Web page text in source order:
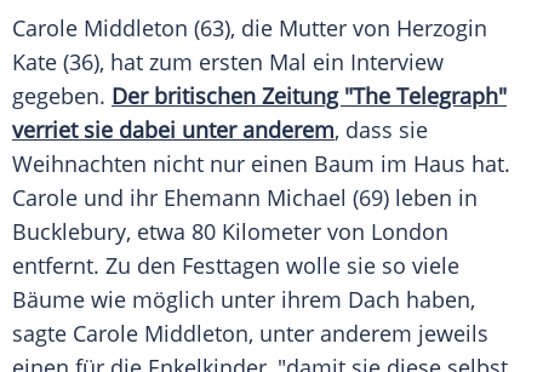
Carole Middleton (63), die Mutter von Herzogin
Kate (36), hat zum ersten Mal ein Interview
gegeben. Der britischen Zeitung "The Telegraph"
verriet sie dabei unter anderem, dass sie
Weihnachten nicht nur einen Baum im Haus hat.
Carole und ihr Ehemann Michael (69) leben in
Bucklebury, etwa 80 Kilometer von London
entfernt. Zu den Festtagen wolle sie so viele
Bäume wie möglich unter ihrem Dach haben,
sagte Carole Middleton, unter anderem jeweils